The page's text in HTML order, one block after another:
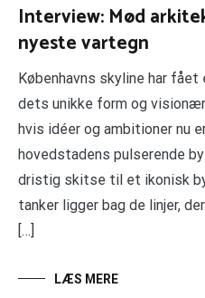
Interview: Mød
nyeste vartegn
Københavns skyline har
dets unikke form og
hvis idéer og ambitioner nu
hovedstadens pulserende
dristig skitse til et ikonisk
tanker ligger bag de linjer,
[…]
LÆS MERE